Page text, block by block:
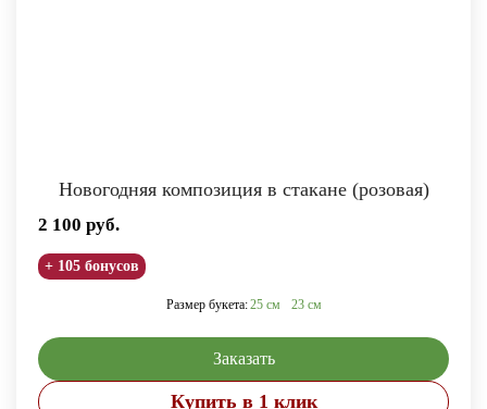
Новогодняя композиция в стакане (розовая)
2 100 руб.
+ 105 бонусов
Размер букета:25 см 23 см
Заказать
Купить в 1 клик